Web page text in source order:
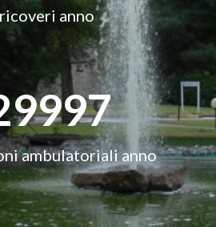
anno
ambulatoriali anno